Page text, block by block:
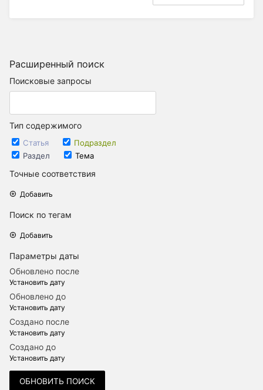
Расширенный поиск
Поисковые запросы
Тип содержимого
Статья
Подраздел
Раздел
Тема
Точные соответствия
Добавить
Поиск по тегам
Добавить
Параметры даты
Обновлено после
Установить дату
Обновлено до
Установить дату
Создано после
Установить дату
Создано до
Установить дату
ОБНОВИТЬ ПОИСК